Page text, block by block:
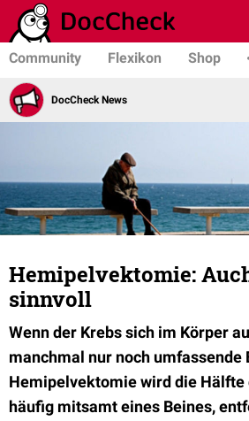
Community Flexikon Shop
DocCheck News
Hemipelvektomie:
sinnvoll
Wenn der Krebs sich im Körper
manchmal nur noch umfassende
Hemipelvektomie wird die Hälfte
häufig mitsamt eines Beines,